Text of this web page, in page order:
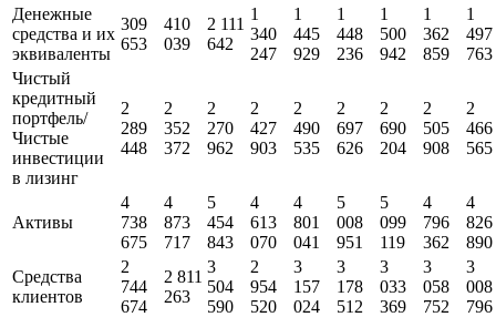
Денежные
средства и их
эквиваленты
309
653
410
039
2 111
642
1
340
247
1
445
929
1
448
236
1
500
942
1
362
859
1
497
763
Чистый
кредитный
портфель/
Чистые
инвестиции
в лизинг
2
289
448
2
352
372
2
270
962
2
427
903
2
490
535
2
697
626
2
690
204
2
505
908
2
466
565
Активы
4
738
675
4
873
717
5
454
843
4
613
070
4
801
041
5
008
951
5
099
119
4
796
362
4
826
890
Средства
клиентов
2
744
674
2 811
263
3
504
590
2
954
520
3
157
024
3
178
512
3
033
369
3
058
752
3
008
796